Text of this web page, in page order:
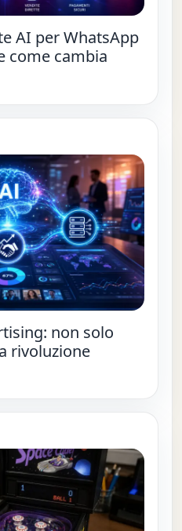
AI per WhatsApp
come cambia
non solo
rivoluzione